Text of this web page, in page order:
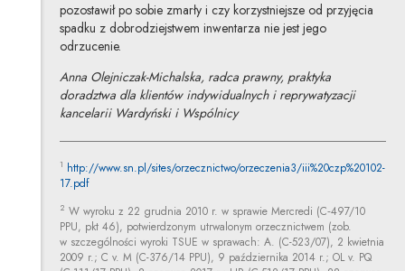
pozostawił po sobie zmarły i czy korzystniejsze od przyjęcia
spadku z dobrodziejstwem inwentarza nie jest jego
odrzucenie.
Anna Olejniczak-Michalska, radca prawny, praktyka
doradztwa dla klientów indywidualnych ireprywatyzacji
kancelarii Wardyński i Wspólnicy
1 http://www.sn.pl/sites/orzecznictwo/orzeczenia3/iii%20czp%20102-
17.pdfUwaga, link zostanie otwarty w nowym oknie
2 W wyroku z 22 grudnia 2010 r. w sprawie Mercredi (C‑497/10
PPU, pkt 46), potwierdzonym utrwalonym orzecznictwem (zob.
w szczególności wyroki TSUE w sprawach: A. (C-523/07), 2 kwietnia
2009 r.; C v. M (C-376/14 PPU), 9 października 2014 r.; OL v. PQ